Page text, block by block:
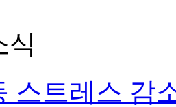
식
스트레스 감